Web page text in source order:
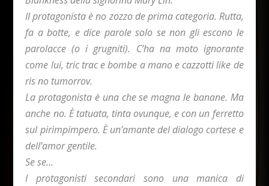
Il protagonista è no zozzo de prima categoria. Rutta,
fa a botte, e dice parole solo se non gli escono le
parolacce (o i grugniti). C’ha na moto ignorante
come lui, tric trac e bombe a mano e cazzotti like de
ris no tumorrov.
La protagonista è una che se magna le banane. Ma
anche no. È tatuata, tinta ovunque, e con un ferretto
sul pirimpimpero. È un’amante del dialogo cortese e
dell’amor gentile.
Se se…
I protagonisti secondari sono una manica di